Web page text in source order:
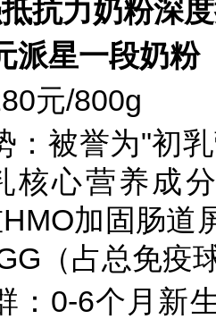
抗力奶粉深
派星一段奶粉
元/800g
：被誉为"初
核心营养成
加固肠道
（占总免疫
：0-6个月新